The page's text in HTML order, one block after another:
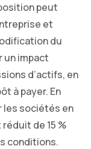
peut
et
du
un impact
d’actifs, en
à payer. En
les sociétés en
de 15 %
conditions.